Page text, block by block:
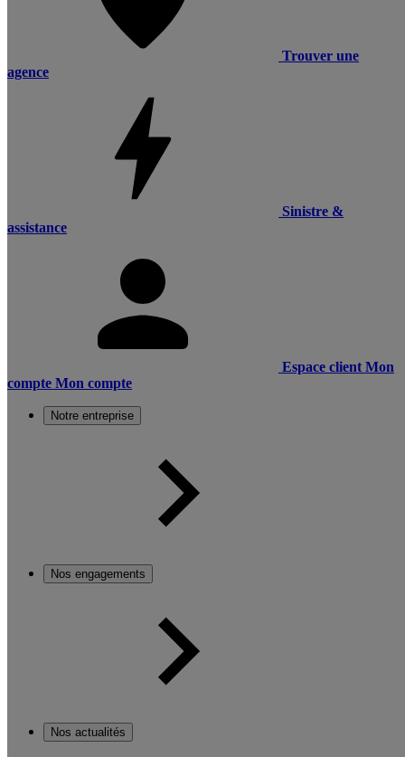
Trouver une
agence
Sinistre &
assistance
Espace client Mon
compte Mon compte
Notre entreprise
Nos engagements
Nos actualités